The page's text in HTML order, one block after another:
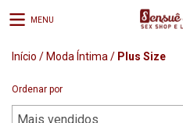
MENU
Início / Moda Íntima / Plus Size
Ordenar por